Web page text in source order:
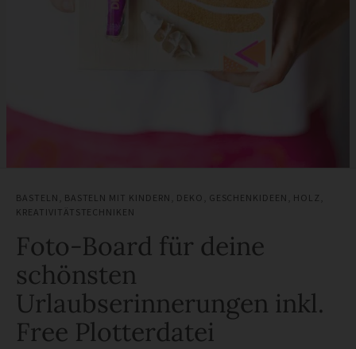
BASTELN BASTELN MIT KINDERN DEKO GESCHENKIDEEN HOLZ
KREATIVITÄTSTECHNIKEN
Foto-Board für deine
schönsten
Urlaubserinnerungen inkl.
Free Plotterdatei